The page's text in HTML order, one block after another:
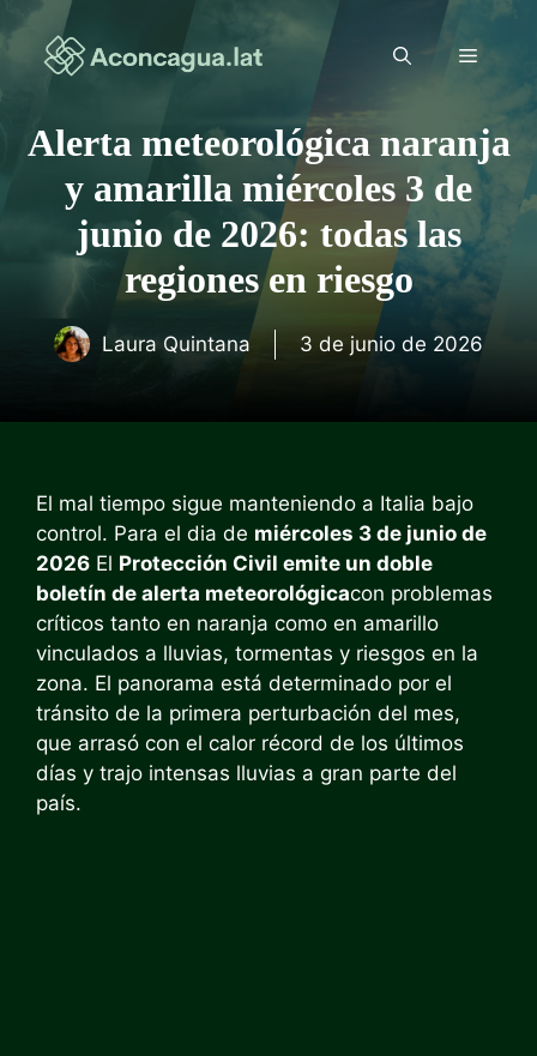
Saltar
contenido
Menú
Alerta meteorológica naranja
y amarilla miércoles 3 de
junio de 2026: todas las
regiones en riesgo
Laura Quintana 3 de junio de 2026
El mal tiempo sigue manteniendo a Italia bajo
control. Para el dia de miércoles 3 de junio de
2026 El Protección Civil emite un doble
boletín de alerta meteorológicacon problemas
críticos tanto en naranja como en amarillo
vinculados a lluvias, tormentas y riesgos en la
zona. El panorama está determinado por el
tránsito de la primera perturbación del mes,
que arrasó con el calor récord de los últimos
días y trajo intensas lluvias a gran parte del
país.